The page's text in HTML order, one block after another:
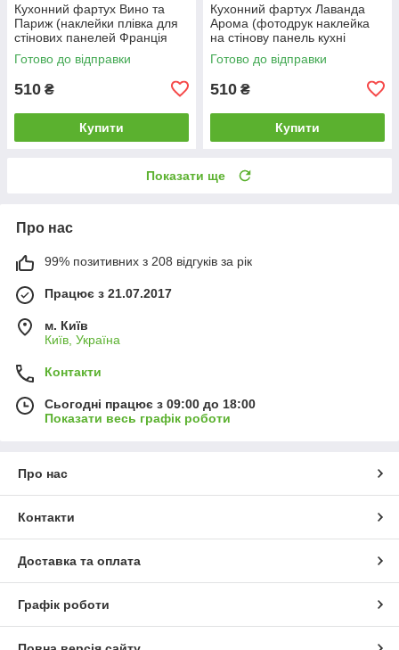
Кухонний фартух Вино та
Париж (наклейки плівка для
стінових панелей Франція
Ейфелева башта бузок)
600*2000мм
Готово до відправки
510 ₴
Купити
Кухонний фартух Лаванда
Арома (фотодрук наклейка
на стінову панель кухні
релакс олії) 600*2000 мм
Готово до відправки
510 ₴
Купити
Показати ще
Про нас
99% позитивних з 208 відгуків за рік
Працює з 21.07.2017
м. Київ
Київ, Україна
Контакти
Сьогодні працює з 09:00 до 18:00
Показати весь графік роботи
Про нас
Контакти
Доставка та оплата
Графік роботи